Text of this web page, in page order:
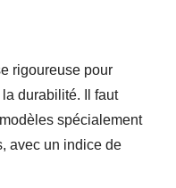
rigoureuse pour
durabilité. Il faut
spécialement
avec un indice de